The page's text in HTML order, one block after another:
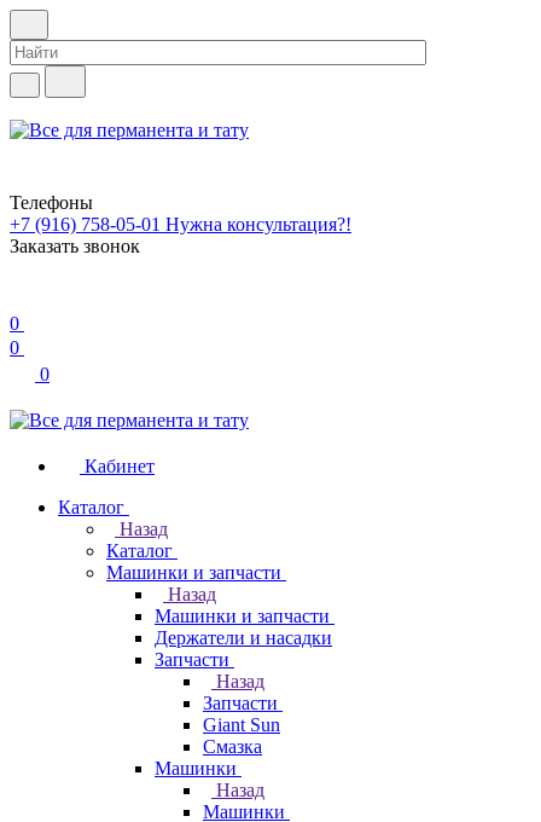
Телефоны
+7 (916) 758-05-01 Нужна консультация?!
Заказать звонок
0
0
0
Кабинет
Каталог
Назад
Каталог
Машинки и запчасти
Назад
Машинки и запчасти
Держатели и насадки
Запчасти
Назад
Запчасти
Giant Sun
Смазка
Машинки
Назад
Машинки